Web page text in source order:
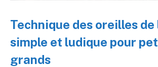
Technique des oreilles de
simple et ludique pour
grands